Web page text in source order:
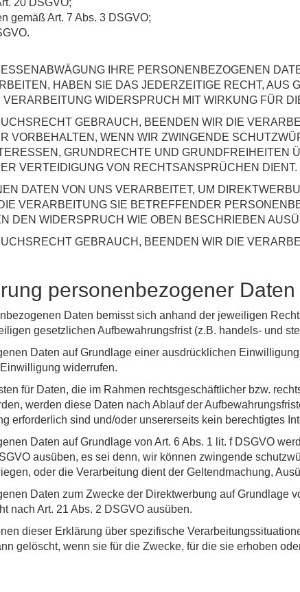
20 DSGVO;
gemäß Art. 7 Abs. 3 DSGVO;
IHRE PERSONENBEZOGENEN
HABEN SIE DAS JEDERZEITIGE RECHT, AUS
WIDERSPRUCH MIT WIRKUNG FÜR
GEBRAUCH, BEENDEN WIR DIE
VORBEHALTEN, WENN WIR ZWINGENDE
GRUNDRECHTE UND GRUNDFREIHEITEN
VERTEIDIGUNG VON RECHTSANSPRÜCHEN DIENT.
DATEN VON UNS VERARBEITET, UM
VERARBEITUNG SIE BETREFFENDER
DEN WIDERSPRUCH WIE OBEN BESCHRIEBEN
GEBRAUCH, BEENDEN WIR DIE
personenbezogener Daten
Daten bemisst sich anhand der jeweiligen
gesetzlichen Aufbewahrungsfrist (z.B. handels- und
Daten auf Grundlage einer ausdrücklichen
widerrufen.
für Daten, die im Rahmen rechtsgeschäftlicher bzw.
werden diese Daten nach Ablauf der
erforderlich sind und/oder unsererseits kein berechtigtes
Daten auf Grundlage von Art. 6 Abs. 1 lit. f DSGVO
ausüben, es sei denn, wir können zwingende
oder die Verarbeitung dient der Geltendmachung,
Daten zum Zwecke der Direktwerbung auf Grundlage
nach Art. 21 Abs. 2 DSGVO ausüben.
dieser Erklärung über spezifische
gelöscht, wenn sie für die Zwecke, für die sie erhoben